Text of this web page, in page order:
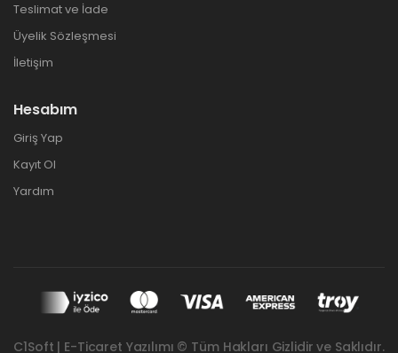
Teslimat ve İade
Üyelik Sözleşmesi
İletişim
Hesabım
Giriş Yap
Kayıt Ol
Yardım
C1Soft | E-Ticaret Yazılımı © Tüm Hakları Gizlidir ve Saklıdır.